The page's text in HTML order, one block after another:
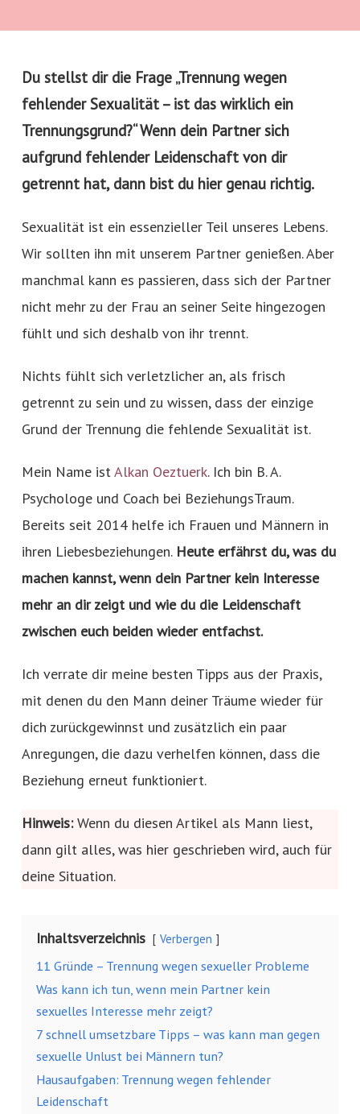
Du stellst dir die Frage „Trennung wegen
fehlender Sexualität – ist das wirklich ein
Trennungsgrund?“ Wenn dein Partner sich
aufgrund fehlender Leidenschaft von dir
getrennt hat, dann bist du hier genau richtig.
Sexualität ist ein essenzieller Teil unseres Lebens.
Wir sollten ihn mit unserem Partner genießen. Aber
manchmal kann es passieren, dass sich der Partner
nicht mehr zu der Frau an seiner Seite hingezogen
fühlt und sich deshalb von ihr trennt.
Nichts fühlt sich verletzlicher an, als frisch
getrennt zu sein und zu wissen, dass der einzige
Grund der Trennung die fehlende Sexualität ist.
Mein Name istAlkan Oeztuerk. Ich bin B. A.
Psychologe und Coach bei BeziehungsTraum.
Bereits seit 2014 helfe ich Frauen und Männern in
ihren Liebesbeziehungen. Heute erfährst du, was du
machen kannst, wenn dein Partner kein Interesse
mehr an dir zeigt und wie du die Leidenschaft
zwischen euch beiden wieder entfachst.
Ich verrate dir meine besten Tipps aus der Praxis,
mit denen du den Mann deiner Träume wieder für
dich zurückgewinnst und zusätzlich ein paar
Anregungen, die dazu verhelfen können, dass die
Beziehung erneut funktioniert.
Hinweis:Wenn du diesen Artikel als Mann liest,
dann gilt alles, was hier geschrieben wird, auch für
deine Situation.
Inhaltsverzeichnis Verbergen
11 Gründe – Trennung wegen sexueller Probleme
Was kann ich tun, wenn mein Partner kein
sexuelles Interesse mehr zeigt?
7 schnell umsetzbare Tipps – was kann man gegen
sexuelle Unlust bei Männern tun?
Hausaufgaben: Trennung wegen fehlender
Leidenschaft